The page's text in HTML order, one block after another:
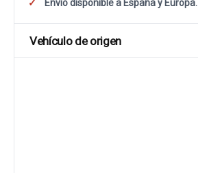
Envío disponible a España y Europa.
Vehículo de origen